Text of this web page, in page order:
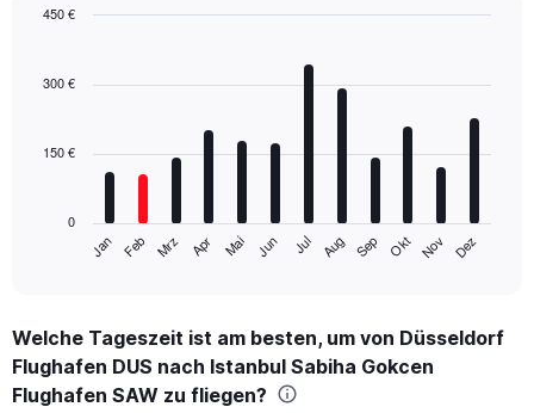
with
The
Range:
12
categories.
Jan Feb Mrz Apr Mai Jun Jul Aug Sep Okt Nov Dez
0
150 €
300 €
450 €
Welche Tageszeit ist am besten, um von Düsseldorf
Flughafen DUS nach Istanbul Sabiha Gokcen
Flughafen SAW zu fliegen?